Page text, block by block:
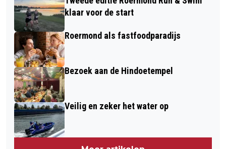
klaar voor de start
Roermond als fastfoodparadijs
Bezoek aan de Hindoetempel
Veilig en zeker het water op